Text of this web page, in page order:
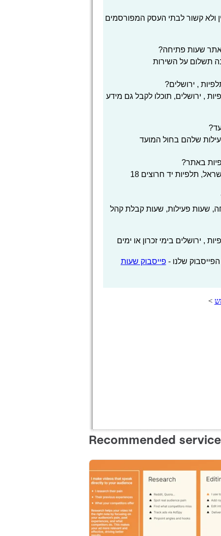
ולא קשור לבתי העסק המפורסמים
שעות פתיחה?
תשלום על השירות
, ירושלים?
, ירושלים, תוכלו לקבל גם מידע
שלהם בחול המועד
באתר?
תלפיות יד חרוצים 18
שעות פעילות, שעות קבלת קהל
, ירושלים בימי זכרון או ימים
שלנו - פייסבוק שעות
>